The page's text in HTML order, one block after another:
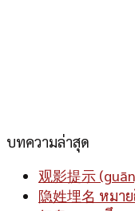
บทความล่าสุด
观影提示
隐姓埋名 หมาย